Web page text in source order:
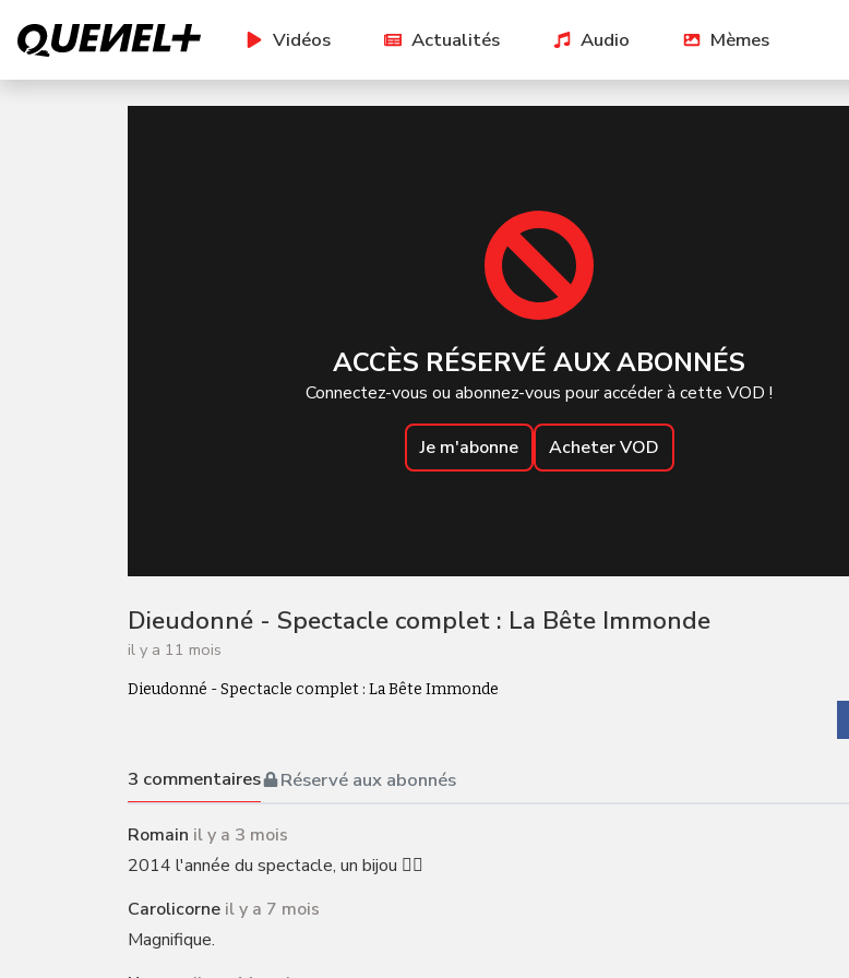
Vidéos Actualités Audio Mèmes
ACCÈS RÉSERVÉ AUX ABONNÉS
Connectez-vous ou abonnez-vous pour accéder à cette VOD !
Je m'abonne Acheter VOD
Dieudonné - Spectacle complet : La Bête Immonde
il y a 11 mois
Dieudonné - Spectacle complet : La Bête Immonde
3 commentaires Réservé aux abonnés
Romain il y a 3 mois
2014 l'année du spectacle, un bijou ☝🏻
Carolicorne il y a 7 mois
Magnifique.